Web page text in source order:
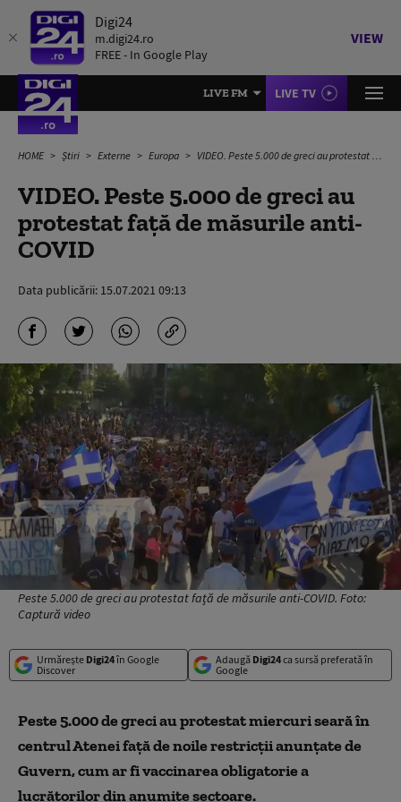
Digi24
m.digi24.ro
FREE - In Google Play
VIEW
LIVE FM LIVE TV
HOME Știri Externe Europa VIDEO. Peste 5.000 de greci au protestat față de măsurile anti-COVID
VIDEO. Peste 5.000 de greci au
protestat față de măsurile anti-
COVID
Data publicării: 15.07.2021 09:13
Peste 5.000 de greci au protestat față de măsurile anti-COVID. Foto:
Captură video
Urmărește Digi24în Google
Discover
Adaugă Digi24ca sursă preferată în
Google
Peste 5.000 de greci au protestat miercuri seară în
centrul Atenei față de noile restricții anunțate de
Guvern, cum ar fi vaccinarea obligatorie a
lucrătorilor din anumite sectoare.